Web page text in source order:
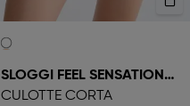
SLOGGI FEEL SENSATIONAL
CULOTTE CORTA